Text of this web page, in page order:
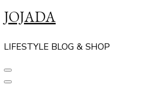
JOJADA
LIFESTYLE BLOG & SHOP